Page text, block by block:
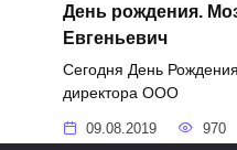
День рождения.
Евгеньевич
Сегодня День
директора ООО
09.08.2019 970